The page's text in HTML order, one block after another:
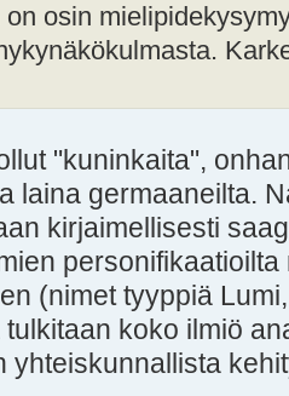
on osin
"kuninkaita",
laina germaaneilta.
kirjaimellisesti
personifikaatioilta
(nimet tyyppiä
koko ilmiö
yhteiskunnallista